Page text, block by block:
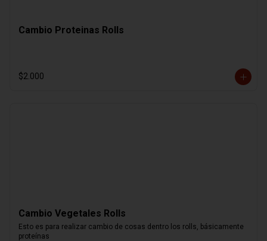
Cambio Proteinas Rolls
$2.000
Cambio Vegetales Rolls
Esto es para realizar cambio de cosas dentro los rolls, básicamente
proteínas